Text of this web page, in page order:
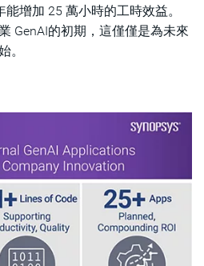
增加 25 萬小時的工時效益。
GenAI的初期，這僅僅是為未來
。